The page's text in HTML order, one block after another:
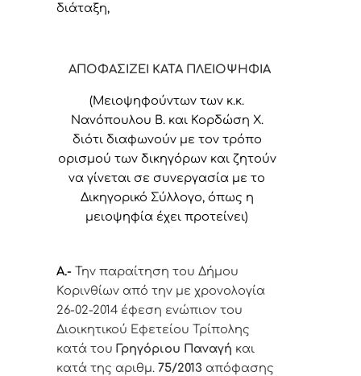
διάταξη,
ΑΠΟΦΑΣΙΖΕΙ ΚΑΤΑ ΠΛΕΙΟΨΗΦΙΑ
(Μειοψηφούντων των κ.κ.
Νανόπουλου Β. και Κορδώση Χ.
διότι διαφωνούν με τον τρόπο
ορισμού των δικηγόρων και ζητούν
να γίνεται σε συνεργασία με το
Δικηγορικό Σύλλογο, όπως η
μειοψηφία έχει προτείνει)
Α.- Την παραίτηση του Δήμου
Κορινθίων από την με χρονολογία
26-02-2014 έφεση ενώπιον του
Διοικητικού Εφετείου Τρίπολης
κατά του Γρηγόριου Παναγή και
κατά της αριθμ. 75/2013 απόφασης